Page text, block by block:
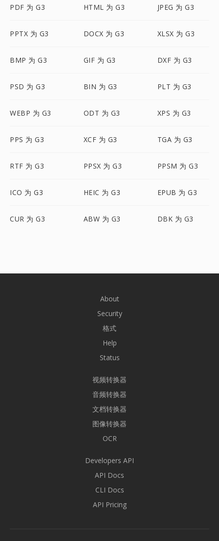
PDF 为 G3 HTML 为 G3 JPEG 为 G3
PPTX 为 G3 DOCX 为 G3 XLSX 为 G3
BMP 为 G3 GIF 为 G3 DXF 为 G3
PSD 为 G3 BIN 为 G3 PLT 为 G3
WEBP 为 G3 ODT 为 G3 XPS 为 G3
PPS 为 G3 XCF 为 G3 TGA 为 G3
RTF 为 G3 PPSX 为 G3 PPSM 为 G3
ICO 为 G3 HEIC 为 G3 EPUB 为 G3
CUR 为 G3 ABW 为 G3 DBK 为 G3
About
Security
格式
Help
Status
视频转换器
音频转换器
文档转换器
图像转换器
OCR
Developers API
API Docs
CLI Docs
API Pricing